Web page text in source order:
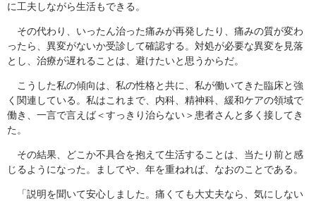
に工夫しながら生活もできる。
その代わり、いったん治った痛みが再発したり、痛みの質が変わ
ったら、異変がないか受診して確認する。対処が必要な異変を見落
とし、治療が遅れることは、避けたいと思うからだ。
こうした私の傾向は、私の性格と共に、私が働いてきた臨床と強
く関連している。私はこれまで、内科、精神科、緩和ケアの領域で
働き、一言で言えば＜すっきり治らない＞患者さんと多く接してき
た。
その結果、どこか不具合を抱えて生活することは、当たり前と感
じるようになった。ましてや、年を重ねれば、なおのことである。
「説明を聞いて安心しました。痛くても大丈夫なら、気にしない